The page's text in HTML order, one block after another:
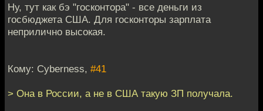
Ну, тут как бэ "госконтора" - все деньги из
госбюджета США. Для госконторы зарплата
неприлично высокая.
Кому: Cyberness, #41
> Она в России, а не в США такую ЗП получала.